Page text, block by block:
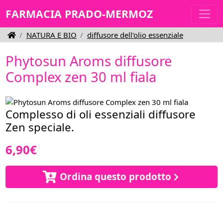
FARMACIA PRADO-MERMOZ
NATURA E BIO diffusore dell'olio essenziale
Phytosun Aroms diffusore
Complex zen 30 ml fiala
Complesso di oli essenziali diffusore
Zen speciale.
6,90€
Ordina questo prodotto